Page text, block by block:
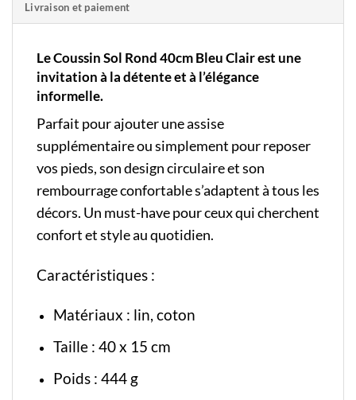
Livraison et paiement
Le Coussin Sol Rond 40cm Bleu Clair est une
invitation à la détente et à l’élégance
informelle.
Parfait pour ajouter une assise
supplémentaire ou simplement pour reposer
vos pieds, son design circulaire et son
rembourrage confortable s’adaptent à tous les
décors. Un must-have pour ceux qui cherchent
confort et style au quotidien.
Caractéristiques :
Matériaux : lin, coton
Taille : 40 x 15 cm
Poids : 444 g